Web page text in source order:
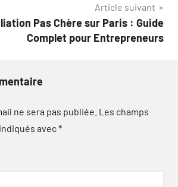
Article suivant
Pas Chère sur Paris : Guide
Complet pour Entrepreneurs
ne sera pas publiée. Les champs
avec*